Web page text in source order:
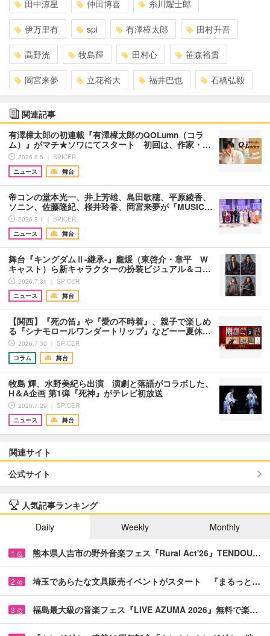
田中涼星 仲田博喜 糸川耀士郎
伊万里有 spi 有澤樟太郎 田村升吾
高野洸 牧島輝 田村心 笹森裕貴
岡宮来夢 立花裕大 福井巴也 石橋弘毅
関連記事
有澤樟太郎の初連載『有澤樟太郎のQOLumn（コラ
ム）』がマチ★ソワにてスタート 初回は、作家・…
2026.8.5 ｜ SPICER
ニュース
舞台
帝コンの堂本光一、井上芳雄、島田歌穂、平原綾香、
ソニン、佐藤隆紀、桜井玲香、岡宮来夢が『MUSIC…
2026.8.1 ｜ SPICER
ニュース
舞台
舞台『キングダムⅡ-継承-』龐煖（東啓介・章平 W
キャスト）ら新キャラクターの扮装ビジュアル＆コ…
2026.7.31 ｜ SPICER
ニュース
舞台
【関西】『死の笛』や『愛の不時着』、親子で楽しめ
る『シナモロールワンダートリップ』などーー夏休…
2026.7.30 ｜ SPICER
コラム
舞台
牧島 輝、水野美紀ら出演 演劇と落語がコラボした、
H＆A企画 第1弾『死神』がテレビ初放送
2026.7.29 ｜ SPICER
ニュース
舞台
関連サイト
公式サイト
人気記事ランキング
Daily
Weekly Monthly
1 位 熊本県人吉市の野外音楽フェス『Rural Act'26』TENDOU…
2 位 埼玉であらたな文具販売イベントがスタート 『まるっと…
3 位 福島最大級の音楽フェス『LIVE AZUMA 2026』無料で楽…